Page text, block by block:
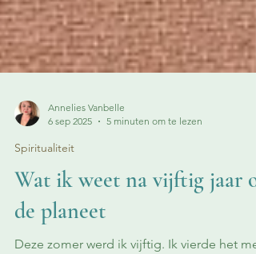
6 sep 2025
Spiritualiteit
Wat ik weet na vijftig jaar op
de planeet